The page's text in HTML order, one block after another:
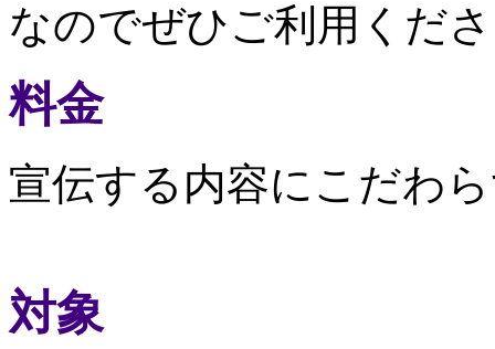
なのでぜひご利用くだ
料金
宣伝する内容にこだわ
対象